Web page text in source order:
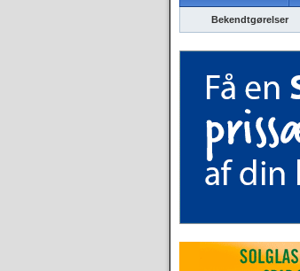
Bekendtgørelser